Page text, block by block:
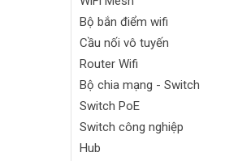
Bộ bắn điểm wifi
Cầu nối vô tuyến
Router Wifi
Bộ chia mạng - Switch
Switch PoE
Switch công nghiệp
Hub